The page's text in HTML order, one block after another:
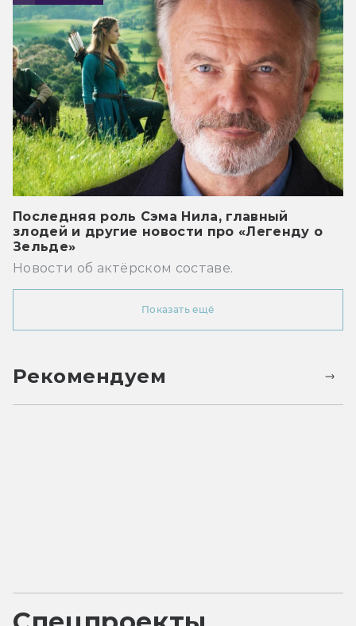
Последняя роль Сэма Нила, главный
злодей и другие новости про «Легенду о
Зельде»
Новости об актёрском составе.
Показать ещё
Рекомендуем